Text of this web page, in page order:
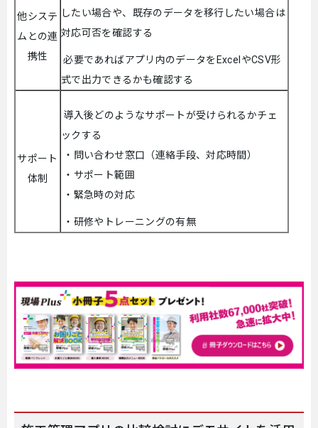
他システ
ムとの連
携性
したい場合や、既存のデータを移行したい場合は
対応可否を確認する
必要であればアプリ内のデータをExcelやCSV形
式で出力できるかも確認する
サポート
体制
導入後どのようなサポートが受けられるかチェ
ックする
・問い合わせ窓口（連絡手段、対応時間）
・サポート範囲
・緊急時の対応
・研修やトレーニングの有無